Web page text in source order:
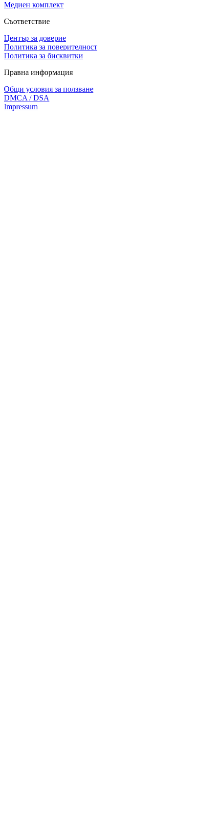
Медиен комплект
Съответствие
Център за доверие
Политика за поверителност
Политика за бисквитки
Правна информация
Общи условия за ползване
DMCA / DSA
Impressum